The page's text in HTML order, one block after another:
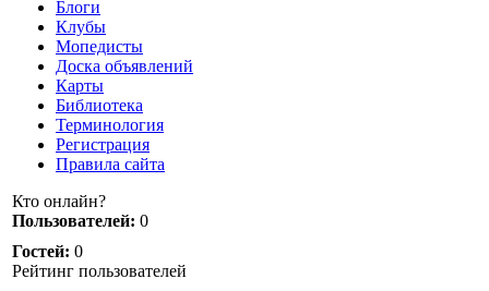
Блоги
Клубы
Мопедисты
Доска объявлений
Карты
Библиотека
Терминология
Регистрация
Правила сайта
Кто онлайн?
Пользователей: 0
Гостей: 0
Рейтинг пользователей